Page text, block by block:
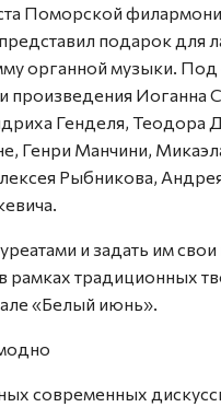
Поморской
подарок для
органной музыки.
произведения Иоганна
Генделя, Теодора
Генри Манчини,
Рыбникова,
и задать им
рамках традиционных
«Белый июнь».
современных